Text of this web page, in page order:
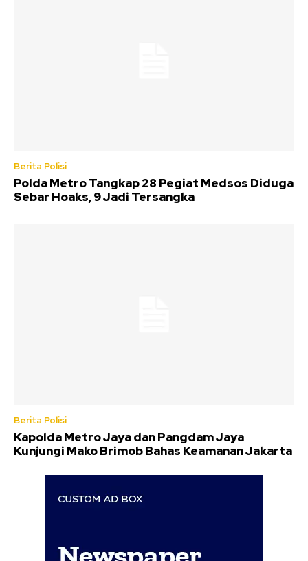
Berita Polisi
Polda Metro Tangkap 28 Pegiat Medsos Diduga
Sebar Hoaks, 9 Jadi Tersangka
Berita Polisi
Kapolda Metro Jaya dan Pangdam Jaya
Kunjungi Mako Brimob Bahas Keamanan Jakarta